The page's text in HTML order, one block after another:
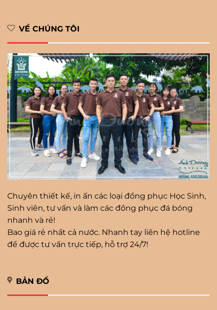
VỀ CHÚNG TÔI
Chuyên thiết kế, in ấn các loại đồng phục Học Sinh,
Sinh viên, tư vấn và làm các đồng phục đá bóng
nhanh và rẻ!
Bao giá rẻ nhất cả nước. Nhanh tay liên hệ hotline
để được tư vấn trực tiếp, hỗ trợ 24/7!
BẢN ĐỒ